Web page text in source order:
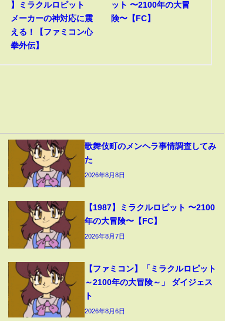
】ミラクルロピット
メーカーの神対応に震
える！【ファミコン心
拳外伝】
ット 〜2100年の大冒
険〜【FC】
歌舞伎町のメンヘラ事情調査してみ
た
2026年8月8日
【1987】ミラクルロピット 〜2100
年の大冒険〜【FC】
2026年8月7日
【ファミコン】「ミラクルロピット
～2100年の大冒険～」 ダイジェス
ト
2026年8月6日